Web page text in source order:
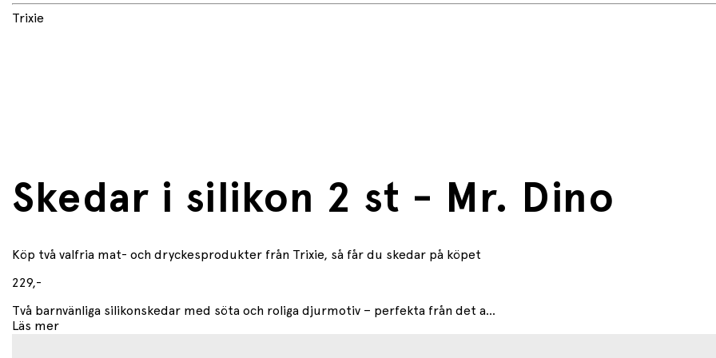
Trixie
Skedar i silikon 2 st - Mr. Dino
Köp två valfria mat- och dryckesprodukter från Trixie, så får du skedar på köpet
229,-
Två barnvänliga silikonskedar med söta och roliga djurmotiv – perfekta från det a...
Läs mer